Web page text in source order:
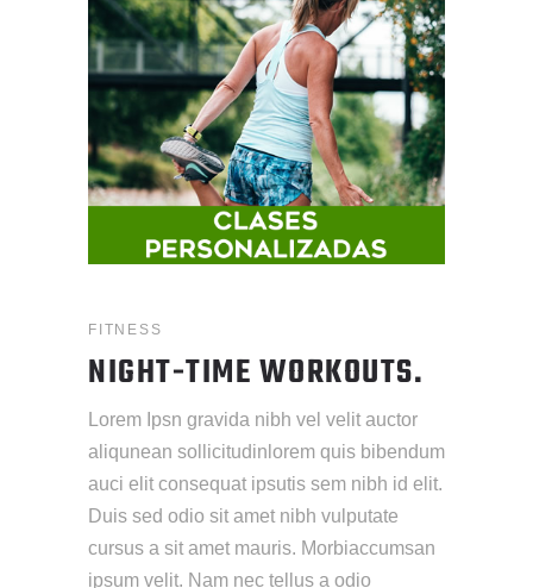
FITNESS
NIGHT-TIME WORKOUTS.
Lorem Ipsn gravida nibh vel velit auctor
aliqunean sollicitudinlorem quis bibendum
auci elit consequat ipsutis sem nibh id elit.
Duis sed odio sit amet nibh vulputate
cursus a sit amet mauris. Morbiaccumsan
ipsum velit. Nam nec tellus a odio